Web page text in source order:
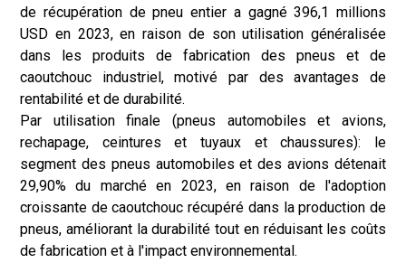
de récupération de pneu entier a gagné 396,1 millions
USD en 2023, en raison de son utilisation généralisée
dans les produits de fabrication des pneus et de
caoutchouc industriel, motivé par des avantages de
rentabilité et de durabilité.
Par utilisation finale (pneus automobiles et avions,
rechapage, ceintures et tuyaux et chaussures): le
segment des pneus automobiles et des avions détenait
29,90% du marché en 2023, en raison de l'adoption
croissante de caoutchouc récupéré dans la production de
pneus, améliorant la durabilité tout en réduisant les coûts
de fabrication et à l'impact environnemental.